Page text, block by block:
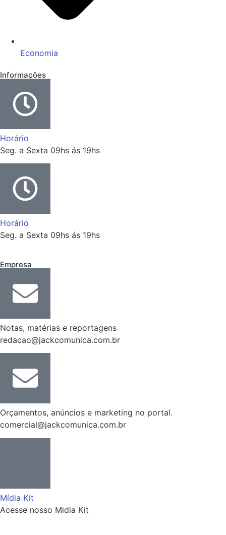
Economia
Informações
Horário
Seg. a Sexta 09hs ás 19hs
Horário
Seg. a Sexta 09hs ás 19hs
Empresa
Notas, matérias e reportagens
redacao@jackcomunica.com.br
Orçamentos, anúncios e marketing no portal.
comercial@jackcomunica.com.br
Mídia Kit
Acesse nosso Midia Kit